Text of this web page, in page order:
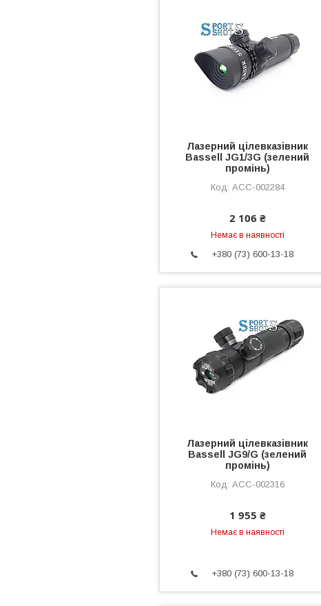
Лазерний цілевказівник
Bassell JG1/3G (зелений
промінь)
ACC-002284
2 106 ₴
Немає в наявності
+380 (73) 600-13-18
Лазерний цілевказівник
Bassell JG9/G (зелений
промінь)
ACC-002316
1 955 ₴
Немає в наявності
+380 (73) 600-13-18